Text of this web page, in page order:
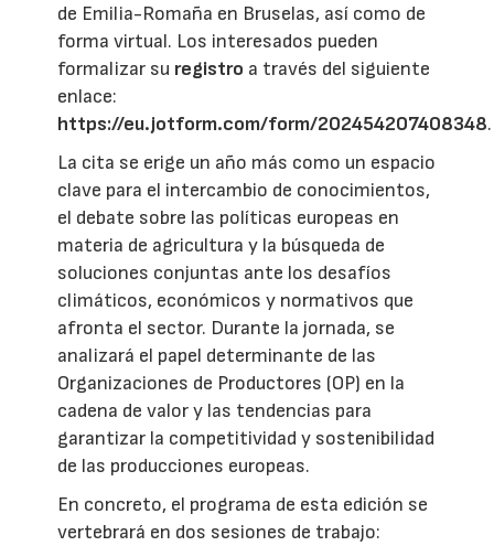
de Emilia-Romaña en Bruselas, así como de
forma virtual. Los interesados pueden
formalizar su registro a través del siguiente
enlace:
https://eu.jotform.com/form/202454207408348.
La cita se erige un año más como un espacio
clave para el intercambio de conocimientos,
el debate sobre las políticas europeas en
materia de agricultura y la búsqueda de
soluciones conjuntas ante los desafíos
climáticos, económicos y normativos que
afronta el sector. Durante la jornada, se
analizará el papel determinante de las
Organizaciones de Productores (OP) en la
cadena de valor y las tendencias para
garantizar la competitividad y sostenibilidad
de las producciones europeas.
En concreto, el programa de esta edición se
vertebrará en dos sesiones de trabajo: